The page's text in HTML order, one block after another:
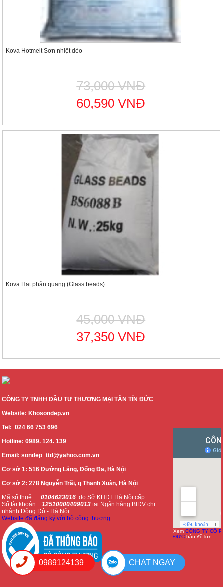
Kova Hotmelt Sơn nhiệt dẻo
73,000 VNĐ
60,590 VNĐ
Kova Hạt phản quang (Glass beads)
45,000 VNĐ
37,350 VNĐ
CÔNG TY TNHH ĐẦU TƯ THƯƠNG MẠI TÂN TÍN ĐỨC
Website: Khosondep.vn
Tel: 024 66 753 696
Hotline: 0989. 124. 139
Email: sondep_ttd@yahoo.com.vn
Cơ sở 1: 516 Đường Láng, Đống Đa, Hà Nội
Cơ sở 2: 278 Nguyễn Trãi, q Thanh Xuân, Hà Nội
Mã số thuế :0104623016do Sở KHĐT Hà Nội cấp
Số tài khoản :12510000409013 tại Ngân hàng BIDV chi
nhánh Đông Đô - Hà Nội
Website đã đăng ký với bộ công thương
XemCÔNG TY CỔ
ĐỨC bản đồ lớn
0989124139 CHAT NGAY